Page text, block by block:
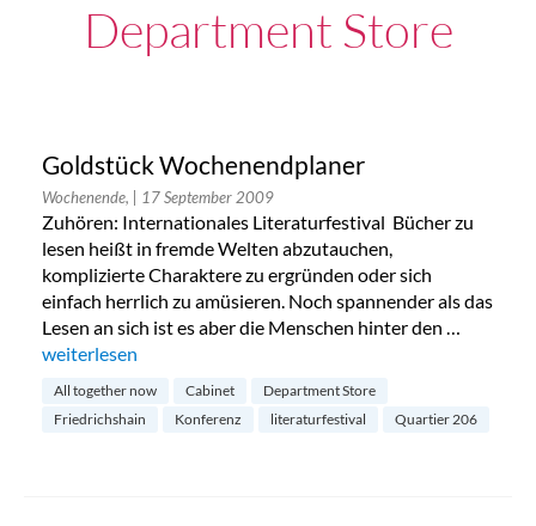
Department Store
Goldstück Wochenendplaner
Wochenende, | 17 September 2009
Zuhören: Internationales Literaturfestival Bücher zu
lesen heißt in fremde Welten abzutauchen,
komplizierte Charaktere zu ergründen oder sich
einfach herrlich zu amüsieren. Noch spannender als das
Lesen an sich ist es aber die Menschen hinter den …
„Goldstück Wochenendplaner“
weiterlesen
All together now Cabinet
Department Store
Friedrichshain
Konferenz literaturfestival Quartier 206